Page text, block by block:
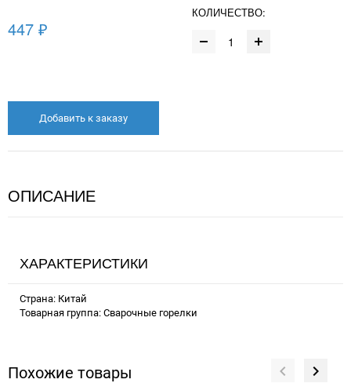
447 ₽
КОЛИЧЕСТВО:
Добавить к заказу
ОПИСАНИЕ
ХАРАКТЕРИСТИКИ
Страна: Китай
Товарная группа: Сварочные горелки
Похожие товары